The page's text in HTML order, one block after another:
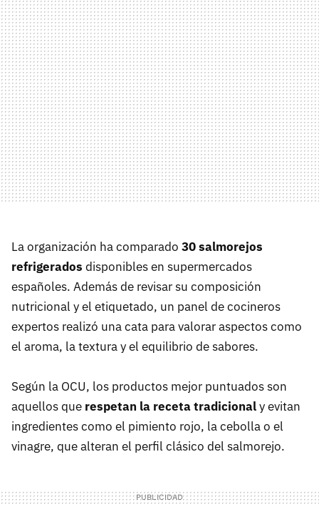
La organización ha comparado 30 salmorejos
refrigerados disponibles en supermercados
españoles. Además de revisar su composición
nutricional y el etiquetado, un panel de cocineros
expertos realizó una cata para valorar aspectos como
el aroma, la textura y el equilibrio de sabores.
Según la OCU, los productos mejor puntuados son
aquellos que respetan la receta tradicionaly evitan
ingredientes como el pimiento rojo, la cebolla o el
vinagre, que alteran el perfil clásico del salmorejo.